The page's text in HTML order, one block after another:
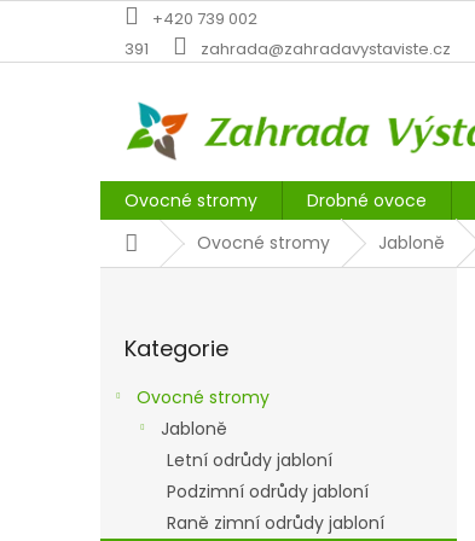
obsah
+420 739 002
391
zahrada@zahradavystaviste.cz
Ovocné stromy Drobné ovoce
DomůOvocné stromy Jabloně
kategorie
Kategorie
Ovocné stromy
Jabloně
Letní odrůdy jabloní
Podzimní odrůdy jabloní
Raně zimní odrůdy jabloní